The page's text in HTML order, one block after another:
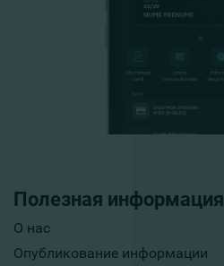
Полезная информация
О нас
Опубликование информации